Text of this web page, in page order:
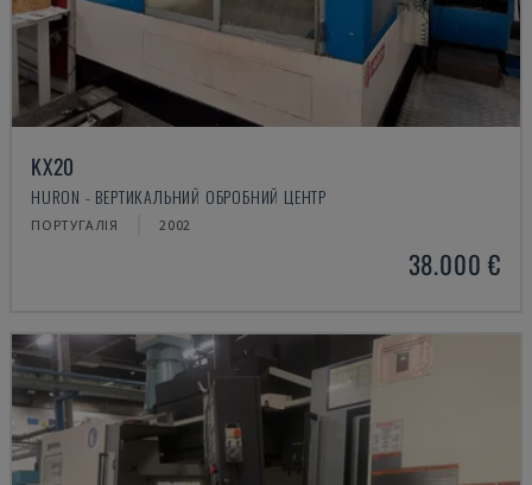
KX20
HURON - ВЕРТИКАЛЬНИЙ ОБРОБНИЙ ЦЕНТР
ПОРТУГАЛІЯ 2002
38.000 €